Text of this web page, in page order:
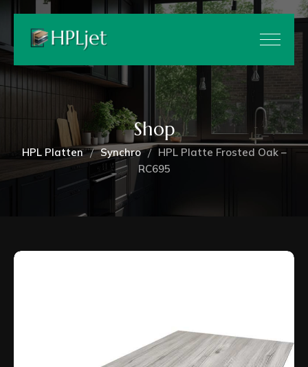
Shop
HPL Platten Synchro
HPL Platte Frosted Oak –
RC695